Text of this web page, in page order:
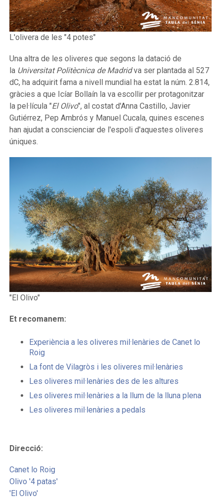
L'olivera de les "4 potes"
Una altra de les oliveres que segons la datació de
la Universitat Politècnica de Madridva ser plantada al 527
dC, ha adquirit fama a nivell mundial ha estat la núm. 2.814,
gràcies a que Icíar Bollaín la va escollir per protagonitzar
la pel·lícula "El Olivo", al costat d'Anna Castillo, Javier
Gutiérrez, Pep Ambrós y Manuel Cucala, quines escenes
han ajudat a conscienciar de l'espoli d'aquestes oliveres
úniques.
"El Olivo"
Et recomanem:
Experiència a les oliveres mil·lenàries de Canet lo
Roig
La font de Vilagròs i les oliveres mil·lenàries
Les oliveres mil·lenàries des de les altures
Les oliveres mil·lenàries a la llum de la lluna plena
Les oliveres mil·lenàries a pedals
Direcció:
Canet lo Roig
Olivo '4 patas'
'El Olivo'